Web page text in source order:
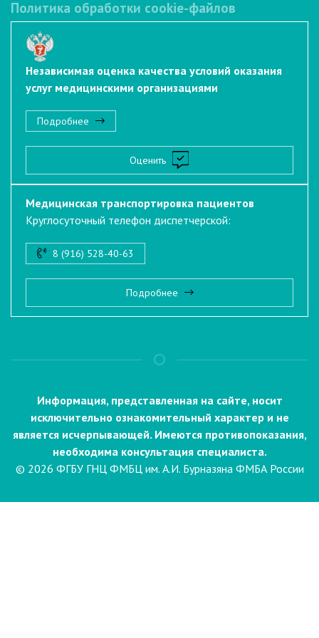
Политика обработки cookie-файлов
Независимая оценка качества условий оказания
услуг медицинскими организациями
Подробнее
Оценить
Медицинская транспортировка пациентов
Круглосуточный телефон диспетчерской:
8 (916) 528-40-63
Подробнее
Информация, представленная на сайте, носит
исключительно ознакомительный характер и не
является исчерпывающей. Имеются противопоказания,
необходима консультация специалиста.
© 2026 ФГБУ ГНЦ ФМБЦ им. А.И. Бурназяна ФМБА России